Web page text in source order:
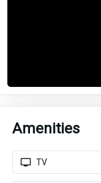
Amenities
TV